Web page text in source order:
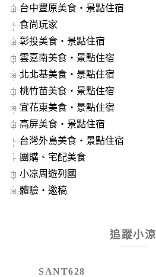
台中豐原美食‧景點住宿
食尚玩家
彰投美食‧景點住宿
雲嘉南美食‧景點住宿
北北基美食‧景點住宿
桃竹苗美食‧景點住宿
宜花東美食‧景點住宿
高屏美食‧景點住宿
台灣外島美食‧景點住宿
團購、宅配美食
小凉周遊列國
體驗‧邀稿
追蹤小涼
SANT628